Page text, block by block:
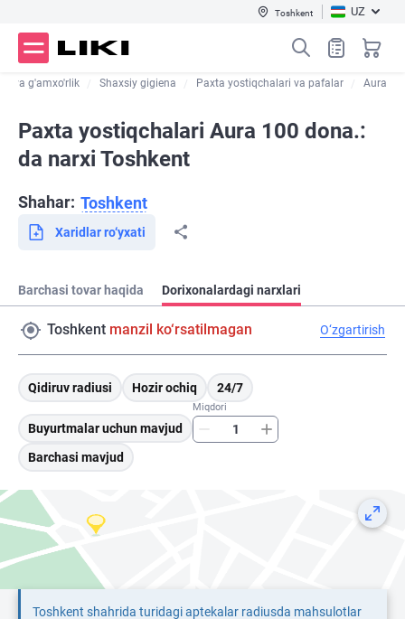
Toshkent UZ
va g'amxo'rlik Shaxsiy gigiena Paxta yostiqchalari va pafalar Aura
Paxta yostiqchalari Aura 100 dona.:
da narxi Toshkent
Shahar: Toshkent
Xaridlar ro‘yxati
Barchasi tovar haqida Dorixonalardagi narxlari
Toshkent manzil ko‘rsatilmagan O‘zgartirish
Qidiruv radiusi Hozir ochiq 24/7
Buyurtmalar uchun mavjud
Miqdori
Barchasi mavjud
Toshkent shahrida turidagi aptekalar radiusda mahsulotlar